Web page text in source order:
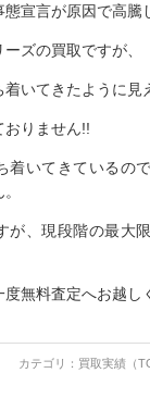
態宣言が原因で高騰
ズの買取ですが、
いてきたように見
おりません!!
着いてきているの
が、現段階の最大
度無料査定へお越
カテゴリ： 買取実績（